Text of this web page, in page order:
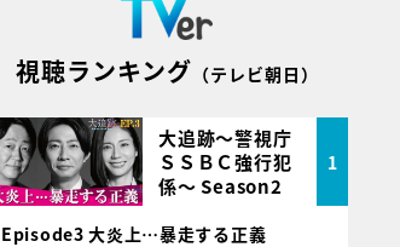
視聴ランキング （テレビ朝日）
大追跡～警視庁
ＳＳＢＣ強行犯
係～ Season2
1
Episode3 大炎上…暴走する正義